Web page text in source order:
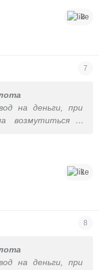
3
7
на деньги, при
возмутиться и
1
8
на деньги, при